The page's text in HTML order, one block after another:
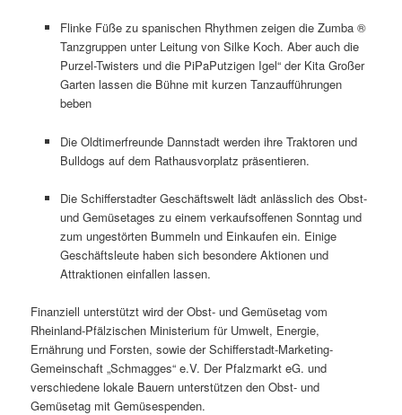
Flinke Füße zu spanischen Rhythmen zeigen die Zumba ®
Tanzgruppen unter Leitung von Silke Koch. Aber auch die
Purzel-Twisters und die PiPaPutzigen Igel“ der Kita Großer
Garten lassen die Bühne mit kurzen Tanzaufführungen
beben
Die Oldtimerfreunde Dannstadt werden ihre Traktoren und
Bulldogs auf dem Rathausvorplatz präsentieren.
Die Schifferstadter Geschäftswelt lädt anlässlich des Obst-
und Gemüsetages zu einem verkaufsoffenen Sonntag und
zum ungestörten Bummeln und Einkaufen ein. Einige
Geschäftsleute haben sich besondere Aktionen und
Attraktionen einfallen lassen.
Finanziell unterstützt wird der Obst- und Gemüsetag vom
Rheinland-Pfälzischen Ministerium für Umwelt, Energie,
Ernährung und Forsten, sowie der Schifferstadt-Marketing-
Gemeinschaft „Schmagges“ e.V. Der Pfalzmarkt eG. und
verschiedene lokale Bauern unterstützen den Obst- und
Gemüsetag mit Gemüsespenden.